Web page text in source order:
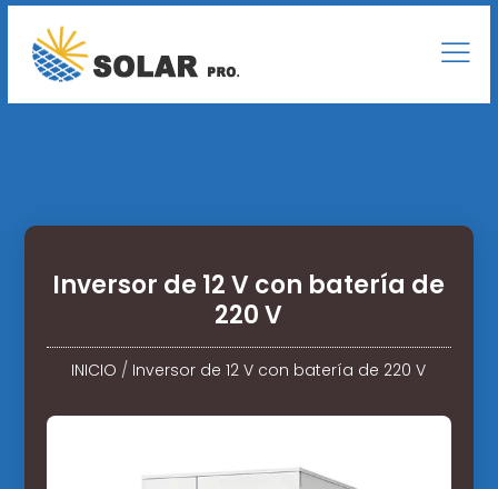
Inversor de 12 V con batería de
220 V
INICIO / Inversor de 12 V con batería de 220 V